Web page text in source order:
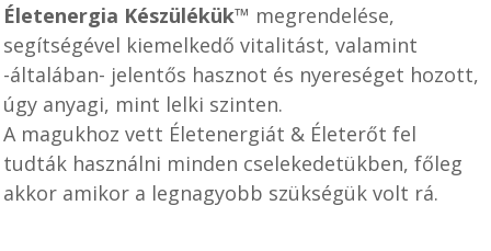
Életenergia Készülékük™ megrendelése,
segítségével kiemelkedő vitalitást, valamint
-általában- jelentős hasznot és nyereséget hozott,
úgy anyagi, mint lelki szinten.
A magukhoz vett Életenergiát & Életerőt fel
tudták használni minden cselekedetükben, főleg
akkor amikor a legnagyobb szükségük volt rá.